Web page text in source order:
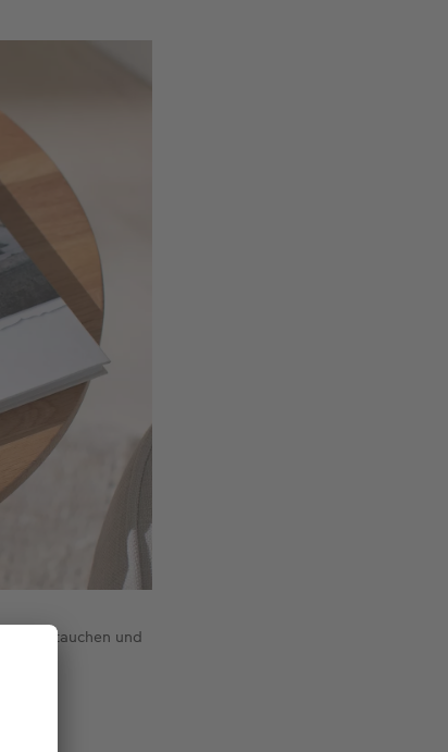
einzutauchen und